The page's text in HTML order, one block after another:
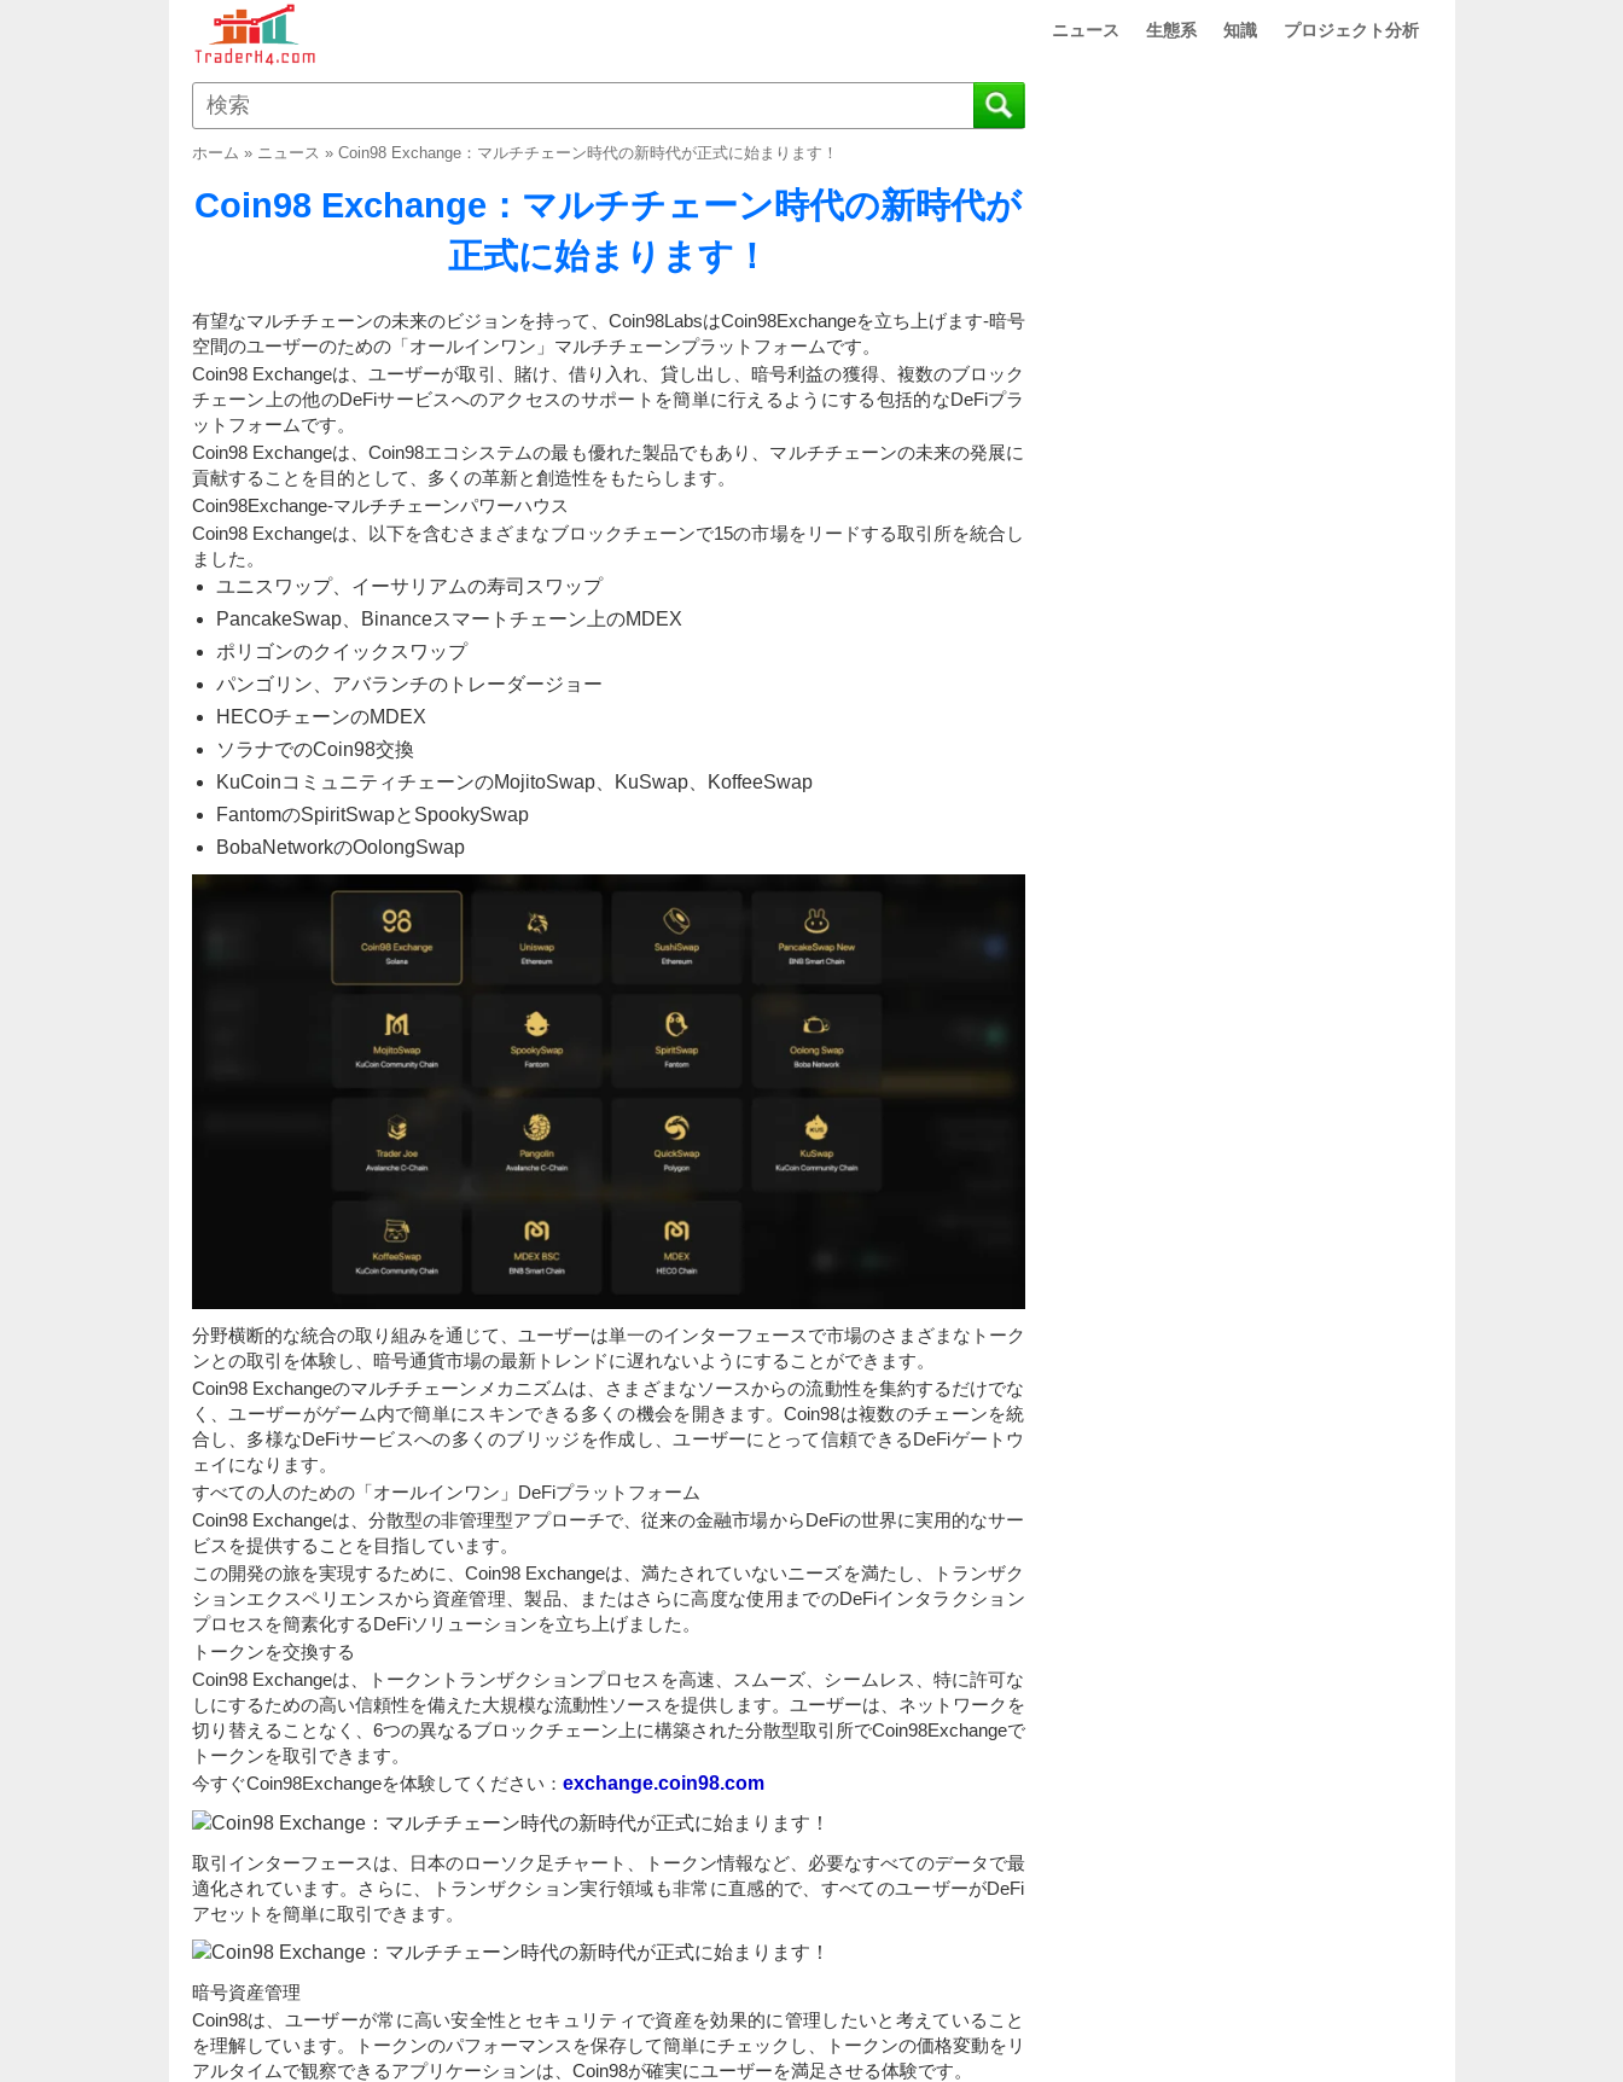
ニュース 生態系 知識 プロジェクト分析
ホーム » ニュース » Coin98 Exchange：マルチチェーン時代の新時代が正式に始まります！
Coin98 Exchange：マルチチェーン時代の新時代が
正式に始まります！
有望なマルチチェーンの未来のビジョンを持って、Coin98LabsはCoin98Exchangeを立ち上げます-暗号
空間のユーザーのための「オールインワン」マルチチェーンプラットフォームです。
Coin98 Exchangeは、ユーザーが取引、賭け、借り入れ、貸し出し、暗号利益の獲得、複数のブロック
チェーン上の他のDeFiサービスへのアクセスのサポートを簡単に行えるようにする包括的なDeFiプラ
ットフォームです。
Coin98 Exchangeは、Coin98エコシステムの最も優れた製品でもあり、マルチチェーンの未来の発展に
貢献することを目的として、多くの革新と創造性をもたらします。
Coin98Exchange-マルチチェーンパワーハウス
Coin98 Exchangeは、以下を含むさまざまなブロックチェーンで15の市場をリードする取引所を統合し
ました。
ユニスワップ、イーサリアムの寿司スワップ
PancakeSwap、Binanceスマートチェーン上のMDEX
ポリゴンのクイックスワップ
パンゴリン、アバランチのトレーダージョー
HECOチェーンのMDEX
ソラナでのCoin98交換
KuCoinコミュニティチェーンのMojitoSwap、KuSwap、KoffeeSwap
FantomのSpiritSwapとSpookySwap
BobaNetworkのOolongSwap
分野横断的な統合の取り組みを通じて、ユーザーは単一のインターフェースで市場のさまざまなトーク
ンとの取引を体験し、暗号通貨市場の最新トレンドに遅れないようにすることができます。
Coin98 Exchangeのマルチチェーンメカ​​ニズムは、さまざまなソースからの流動性を集約するだけでな
く、ユーザーがゲーム内で簡単にスキンできる多くの機会を開きます。Coin98は複数のチェーンを統
合し、多様なDeFiサービスへの多くのブリッジを作成し、ユーザーにとって信頼できるDeFiゲートウ
ェイになります。
すべての人のための「オールインワン」DeFiプラットフォーム
Coin98 Exchangeは、分散型の非管理型アプローチで、従来の金融市場からDeFiの世界に実用的なサー
ビスを提供することを目指しています。
この開発の旅を実現するために、Coin98 Exchangeは、満たされていないニーズを満たし、トランザク
ションエクスペリエンスから資産管理、製品、またはさらに高度な使用までのDeFiインタラクション
プロセスを簡素化するDeFiソリューションを立ち上げました。
トークンを交換する
Coin98 Exchangeは、トークントランザクションプロセスを高速、スムーズ、シームレス、特に許可な
しにするための高い信頼性を備えた大規模な流動性ソースを提供します。ユーザーは、ネットワークを
切り替えることなく、6つの異なるブロックチェーン上に構築された分散型取引所でCoin98Exchangeで
トークンを取引できます。
今すぐCoin98Exchangeを体験してください： exchange.coin98.com
取引インターフェースは、日本のローソク足チャート、トークン情報など、必要なすべてのデータで最
適化されています。さらに、トランザクション実行領域も非常に直感的で、すべてのユーザーがDeFi
アセットを簡単に取引できます。
暗号資産管理
Coin98は、ユーザーが常に高い安全性とセキュリティで資産を効果的に管理したいと考えていること
を理解しています。トークンのパフォーマンスを保存して簡単にチェックし、トークンの価格変動をリ
アルタイムで観察できるアプリケーションは、Coin98が確実にユーザーを満足させる体験です。